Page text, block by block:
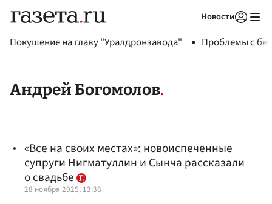
Новости
Покушение на главу "Уралдронзавода" Проблемы с
Андрей Богомолов
«Все на своих местах»: новоиспеченные
супруги Нигматуллин и Сынча рассказали
о свадьбе
28 ноября 2025, 13:38